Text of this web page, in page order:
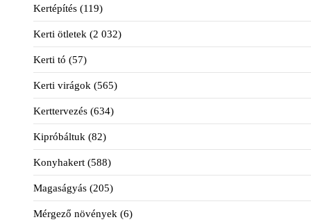
Kertépítés (119)
Kerti ötletek (2 032)
Kerti tó (57)
Kerti virágok (565)
Kerttervezés (634)
Kipróbáltuk (82)
Konyhakert (588)
Magaságyás (205)
Mérgező növények (6)